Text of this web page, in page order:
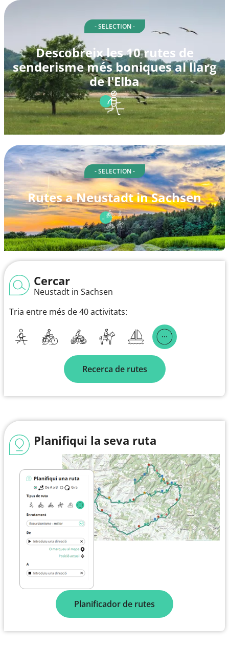
- SELECTION -
Descobreix les 10 rutes de
senderisme més boniques al llarg
de l'Elba
- SELECTION -
Rutes a Neustadt in Sachsen
Cercar
Neustadt in Sachsen
Tria entre més de 40 activitats:
Recerca de rutes
Planifiqui la seva ruta
Planificador de rutes